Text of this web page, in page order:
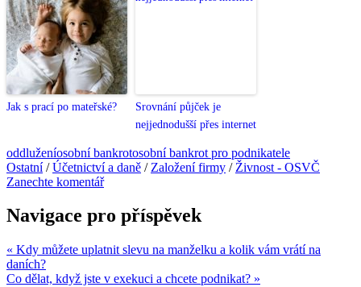
Jak s prací po mateřské?
Srovnání půjček je
nejjednodušší přes internet
oddluženíosobní bankrotosobní bankrot pro podnikatele
Ostatní/Účetnictví a daně / Založení firmy / Živnost - OSVČ
Zanechte komentář
Navigace pro příspěvek
« Kdy můžete uplatnit slevu na manželku a kolik vám vrátí na
daních?
Co dělat, když jste v exekuci a chcete podnikat? »